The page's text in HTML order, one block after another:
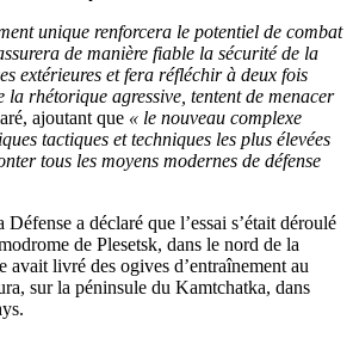
unique renforcera le potentiel de combat
de manière fiable la sécurité de la
extérieures et fera réfléchir à deux fois
la rhétorique agressive, tentent de menacer
ajoutant que « le nouveau complexe
tactiques et techniques les plus élevées
tous les moyens modernes de défense
a déclaré que l’essai s’était déroulé
de Plesetsk, dans le nord de la
avait livré des ogives d’entraînement au
sur la péninsule du Kamtchatka, dans